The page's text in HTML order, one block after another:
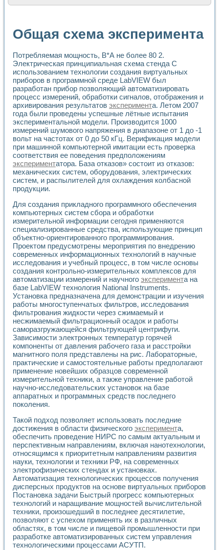
Расчет переноса аэрозоля и выпадения осадка в
Применение NI VISION для геометрического анализа в
Система температурной стабилизации
Управление движением с помощью программно -
Определение параметров всплывающих газовых
Система управления асинхронным тиристорным
Лазерный профилометр
Применение средств NATIONAL INSTRUMENTS для
Разработка автоматизированного стенда для
Автоматизированный стенд рентгеновской диагностики
Высокочувствительные оптоэлектронные
Установка для измерения диэлектрических свойств
Исследование кинетики зарождения и развития
Лабораторный электрический импедансный томограф на
Микрозондовая система для характеризации
Метод траекторий в исследовании
Промышленная автоматизация
Автоматизация технологических процессов получения
Исследование электромагнитных переходных процессов
Применение LabVIEW при разработке обучающих
Разработка виртуальных тренажеров путем
Система блокировок, сигнализации и защиты ускорителя
Система сбора данных и управления процессом
Управление температурой газовой среды специальной
Разработка программного обеспечения с
Использование технологий NATIONAL INSTRUMENTS
Оборудование для промышленной термотрансферной
Автоматизация реометрических исследований на базе
Применение измерителя иммитанса для исследова¬ния
Исследование электромагнитных переходных процессов
Стенд для исследования электрических переходных
Автоматизация контроля сварных швов на базе
Измерительный контроль с применением
Моделирование надежности и эффективности систем
Лабораторные практикумы и учебные стенды
Автоматизация лабораторного стенда по измерению
Автоматизированные лабораторные комплексы для
Виртуальный прибор для исследования нелинейных
Использование виртуальных приборов в процесе
Использование программ ELECTRONICS WORKBENCH-
Лабораторный практикум по основам теории коммутации
Опыт использования NI LabVIEW для создания
Применение LabVIEW для исследования течения в
Создание виртуальной работы «Изучение магнитных
Обратный маятник
Устройство для изучения основ интерфейсов обмена по
Лабораторный практикум: изучение адиабатического
Стенд для исследования электрических переходных
Система статистической обработки результатов
Автоматизация лазерно-плазменных измерений с
Модельно-измерительный комплекс. Назначение. Состав.
Использование технологий NATIONAL INSTRUMENTS
Учебный практикум "Спектральный и корреляционный
Учебный стенд для исследования принципа действия
Общая схема эксперимента
Потребляемая мощность, В*А не более 80 2.
Электрическая принципиальная схема стенда С
использованием технологии создания виртуальных
приборов в программной среде LabVIEW был
разработан прибор позволяющий автоматизировать
процесс измерений, обработки сигналов, отображения и
архивирования результатов эксперимента. Летом 2007
года были проведены успешные лётные испытания
экспериментальной модели. Производится 1000
измерений шумового напряжения в диапазоне от 1 до -1
вольт на частотах от 0 до 50 кГц. Верификация модели
при машинной компьютерной имитации есть проверка
соответствия ее поведения предположениям
экспериментатора. База отказов» состоит из отказов:
механических систем, оборудования, электрических
систем, и распылителей для охлаждения колбасной
продукции.
Для создания прикладного программного обеспечения
компьютерных систем сбора и обработки
измерительной информации сегодня применяются
специализированные средства, использующие принцип
объектно-ориентированного программирования.
Проектом предусмотрены мероприятия по внедрению
современных информационных технологий в научные
исследования и учебный процесс, в том числе основы
создания контрольно-измерительных комплексов для
автоматизации измерений и научного эксперимента на
базе LabVIEW технология National Instruments.
Установка предназначена для демонстрации и изучения
работы многоступенчатых фильтров, исследования
фильтрования жидкости через сжимаемый и
несжимаемый фильтрационный осадок и работы
саморазгружающейся фильтрующей центрифуги.
Зависимости электронных температур горячей
компоненты от давления рабочего газа и расстройки
магнитного поля представлены на рис. Лабораторные,
практические и самостоятельные работы предполагают
применение новейших образцов современной
измерительной техники, а также управление работой
научно-исследовательских установок на базе
аппаратных и программных средств последнего
поколения.
Такой подход позволяет использовать последние
достижения в области физического эксперимента,
обеспечить проведение НИРС по самым актуальным и
перспективным направлениям, включая нанотехнологии,
относящимся к приоритетным направлениям развития
науки, технологии и техники РФ, на современных
электрофизических стендах и установках.
Автоматизация технологических процессов получения
дисперсных продуктов на основе виртуальных приборов
Постановка задачи Быстрый прогресс компьютерных
технологий и наращивание мощностей вычислительной
техники, произошедший в последнее десятилетие,
позволяют с успехом применять их в различных
областях, в том числе и пищевой промышленности при
разработке автоматизированных систем управления
технологическими процессами АСУТП.